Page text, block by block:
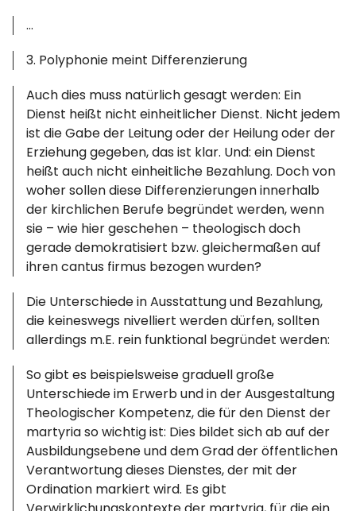
…
3. Polyphonie meint Differenzierung
Auch dies muss natürlich gesagt werden: Ein
Dienst heißt nicht einheitlicher Dienst. Nicht jedem
ist die Gabe der Leitung oder der Heilung oder der
Erziehung gegeben, das ist klar. Und: ein Dienst
heißt auch nicht einheitliche Bezahlung. Doch von
woher sollen diese Differenzierungen innerhalb
der kirchlichen Berufe begründet werden, wenn
sie – wie hier geschehen – theologisch doch
gerade demokratisiert bzw. gleichermaßen auf
ihren cantus firmus bezogen wurden?
Die Unterschiede in Ausstattung und Bezahlung,
die keineswegs nivelliert werden dürfen, sollten
allerdings m.E. rein funktional begründet werden:
So gibt es beispielsweise graduell große
Unterschiede im Erwerb und in der Ausgestaltung
Theologischer Kompetenz, die für den Dienst der
martyria so wichtig ist: Dies bildet sich ab auf der
Ausbildungsebene und dem Grad der öffentlichen
Verantwortung dieses Dienstes, der mit der
Ordination markiert wird. Es gibt